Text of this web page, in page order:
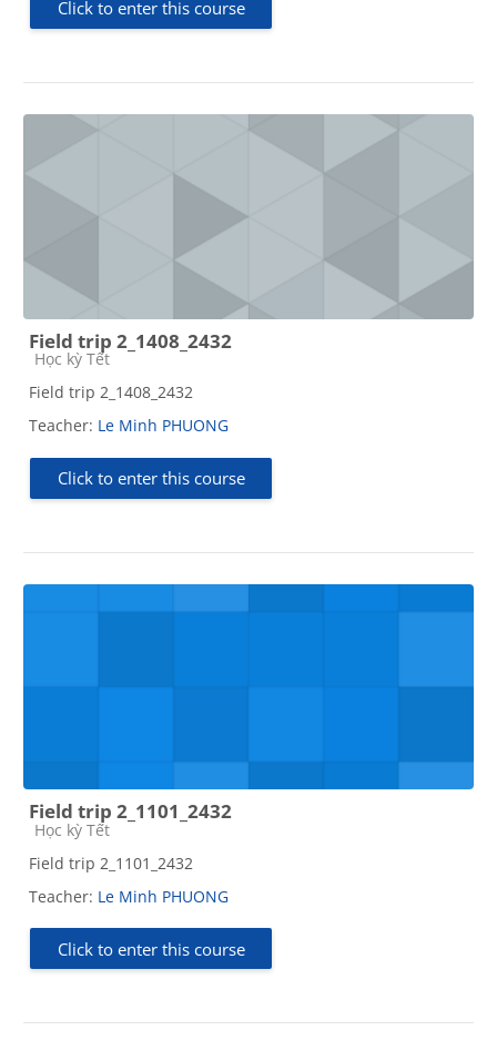
Click to enter this course
Field trip 2_1408_2432
Course category
Học kỳ Tết
Field trip 2_1408_2432
Teacher: Le Minh PHUONG
Click to enter this course
Field trip 2_1101_2432
Course category
Học kỳ Tết
Field trip 2_1101_2432
Teacher: Le Minh PHUONG
Click to enter this course